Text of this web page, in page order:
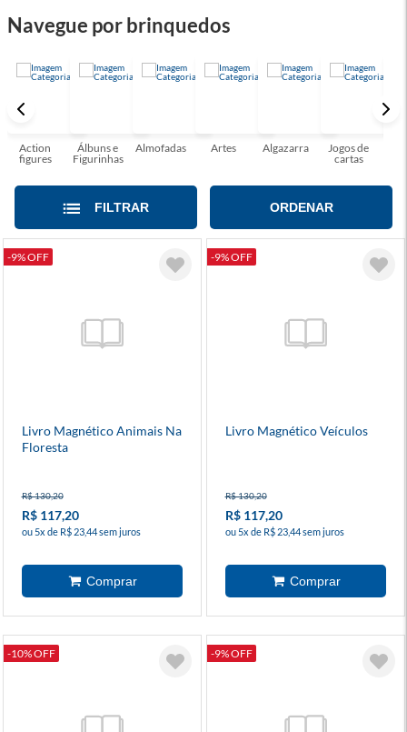
Oferecemos opções para todas as idades e interesses, como
memórias inesquecíveis e fortalecer os laços familiares.
Navegue por brinquedos
Action
figures
Álbuns e
Figurinhas
Almofadas Artes Algazarra
Jogos de
cartas
FILTRAR ORDENAR
-9% OFF
Livro Magnético Animais Na
Floresta
R$ 130,20
R$ 117,20
ou 5x de R$ 23,44 sem juros
-9% OFF
Livro Magnético Veículos
R$ 130,20
R$ 117,20
ou 5x de R$ 23,44 sem juros
-10% OFF -9% OFF